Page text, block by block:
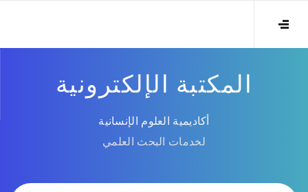
المكتبة الإلكترونية
أكاديمية العلوم الإنسانية
لخدمات البحث العلمي